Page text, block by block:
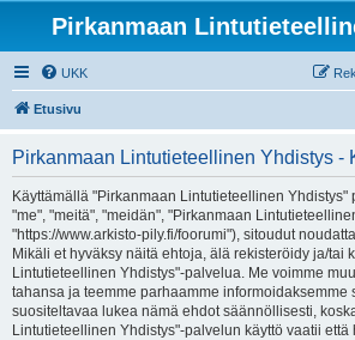
Pirkanmaan
UKK
Etusivu
Pirkanmaan Lintutieteellinen Yhdistys -
Käyttämällä "Pirkanmaan Lintutieteellinen
"me", "meitä", "meidän", "Pirkanmaan
"https://www.arkisto-pily.fi/foorumi"), sitoudut
Mikäli et hyväksy näitä ehtoja, älä rekisteröidy ja/tai
Lintutieteellinen Yhdistys"-palvelua. Me voimme
tahansa ja teemme parhaamme informoidaksemme
suositeltavaa lukea nämä ehdot säännöllisesti,
Lintutieteellinen Yhdistys"-palvelun käyttö vaatii